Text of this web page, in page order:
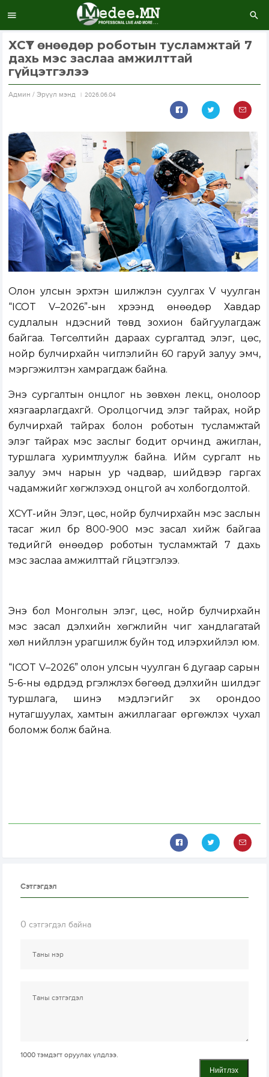
ХСҮТ өнөөдөр роботын тусламжтай 7
дахь мэс заслаа амжилттай
гүйцэтгэлээ
Aдмин / Эрүүл мэнд 2026.06.04
Олон улсын эрхтэн шилжүүлэн суулгах V чуулган
“ICOT V–2026”-ын хүрээнд өнөөдөр Хавдар
судлалын үндэсний төвд зохион байгуулагдаж
байгаа. Төгсөлтийн дараах сургалтад элэг, цөс,
нойр булчирхайн чиглэлийн 60 гаруй залуу эмч,
мэргэжилтэн хамрагдаж байна.
Энэ сургалтын онцлог нь зөвхөн лекц, онолоор
хязгаарлагдахгүй. Оролцогчид элэг тайрах, нойр
булчирхай тайрах болон роботын тусламжтай
элэг тайрах мэс заслыг бодит орчинд ажиглан,
туршлага хуримтлуулж байна. Ийм сургалт нь
залуу эмч нарын ур чадвар, шийдвэр гаргах
чадамжийг хөгжүүлэхэд онцгой ач холбогдолтой.
ХСҮТ-ийн Элэг, цөс, нойр булчирхайн мэс заслын
тасаг жил бүр 800-900 мэс засал хийж байгаа
төдийгүй өнөөдөр роботын тусламжтай 7 дахь
мэс заслаа амжилттай гүйцэтгэлээ.
Энэ бол Монголын элэг, цөс, нойр булчирхайн
мэс засал дэлхийн хөгжлийн чиг хандлагатай
хөл нийлүүлэн урагшилж буйн тод илэрхийлэл юм.
“ICOT V–2026” олон улсын чуулган 6 дугаар сарын
5-6-ны өдрүүдэд үргэлжлэх бөгөөд дэлхийн шилдэг
туршлага, шинэ мэдлэгийг эх орондоо
нутагшуулах, хамтын ажиллагааг өргөжүүлэх чухал
боломж болж байна.
Сэтгэгдэл
0 сэтгэгдэл байна
1000 тэмдэгт оруулах үлдлээ.
Нийтлэх